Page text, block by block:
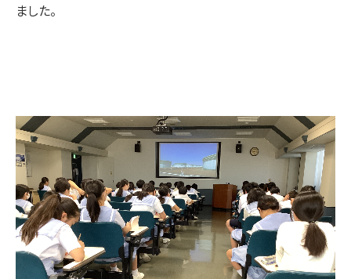
ました。